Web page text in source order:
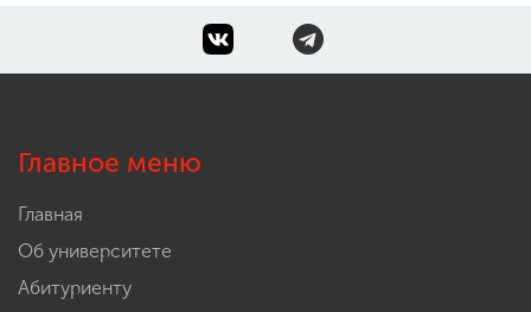
Главное меню
Главная
Об университете
Абитуриенту